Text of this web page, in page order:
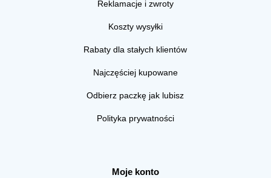
Reklamacje i zwroty
Koszty wysyłki
Rabaty dla stałych klientów
Najczęściej kupowane
Odbierz paczkę jak lubisz
Polityka prywatności
Moje konto